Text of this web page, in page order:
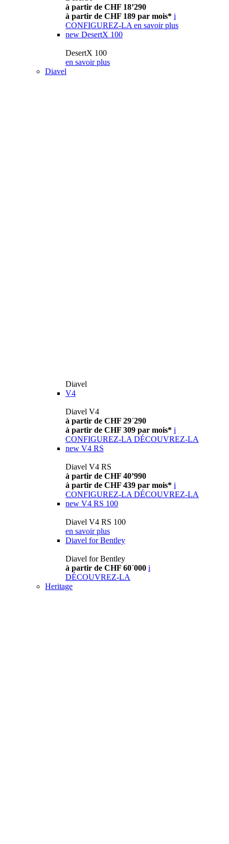
à partir de CHF 18’290
à partir de CHF 189 par mois* i
CONFIGUREZ-LA en savoir plus
new DesertX 100
DesertX 100
en savoir plus
Diavel
Diavel
V4
Diavel V4
à partir de CHF 29´290
à partir de CHF 309 par mois* i
CONFIGUREZ-LA DÉCOUVREZ-LA
new V4 RS
Diavel V4 RS
à partir de CHF 40’990
à partir de CHF 439 par mois* i
CONFIGUREZ-LA DÉCOUVREZ-LA
new V4 RS 100
Diavel V4 RS 100
en savoir plus
Diavel for Bentley
Diavel for Bentley
à partir de CHF 60´000 i
DÉCOUVREZ-LA
Heritage